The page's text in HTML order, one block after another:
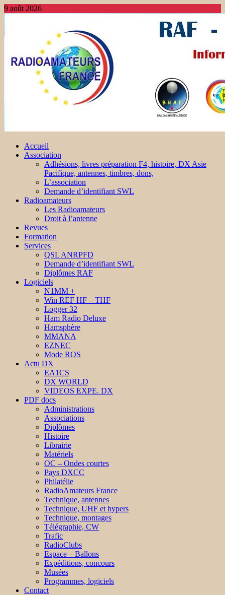
9 août 2026
Accueil
Association
Adhésions, livres préparation F4, histoire, DX Asie
Pacifique, antennes, timbres, dons,
L’association
Demande d’identifiant SWL
Radioamateurs
Les Radioamateurs
Droit à l’antenne
Revues
Formation
Services
QSL ANRPFD
Demande d’identifiant SWL
Diplômes RAF
Logiciels
N1MM +
Win REF HF – THF
Logger 32
Ham Radio Deluxe
Hamsphère
MMANA
EZNEC
Mode ROS
Actu DX
EA1CS
DX WORLD
VIDEOS EXPE. DX
PDF docs
Administrations
Associations
Diplômes
Histoire
Librairie
Matériels
OC – Ondes courtes
Pays DXCC
Philatélie
RadioAmateurs France
Technique, antennes
Technique, UHF et hypers
Technique, montages
Télégraphie, CW
Trafic
RadioClubs
Espace – Ballons
Expéditions, concours
Musées
Programmes, logiciels
Contact